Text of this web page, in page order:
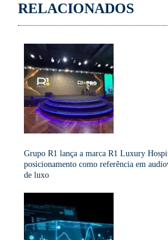
RELACIONADOS
Grupo R1 lança a marca R1 Luxury
posicionamento como referência em
de luxo